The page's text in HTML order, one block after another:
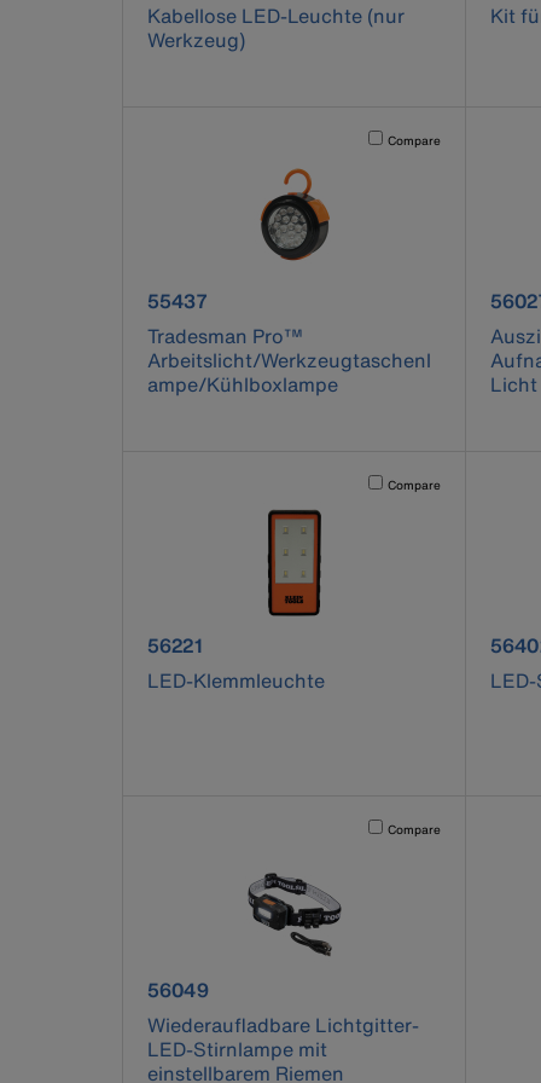
Kabellose LED-Leuchte (nur
Werkzeug)
Kit
Activating this element will
Compare
product number 55437
55437
Tradesman Pro™
Arbeitslicht/Werkzeugtaschenl
ampe/Kühlboxlampe
Activating this element will
Compare
product number 56221
56221
LED-Klemmleuchte
Activating this element will
Compare
product number 56049
56049
Wiederaufladbare Lichtgitter-
LED-Stirnlampe mit
einstellbarem Riemen